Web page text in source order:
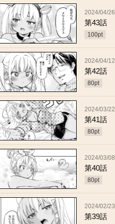
2024/04/26
第43話
100pt
2024/04/12
第42話
80pt
2024/03/22
第41話
80pt
2024/03/08
第40話
80pt
2024/02/23
第39話